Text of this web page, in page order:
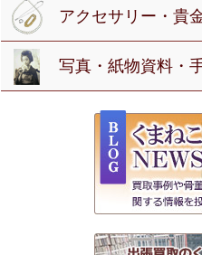
アクセサリー・貴
写真・紙物資料・